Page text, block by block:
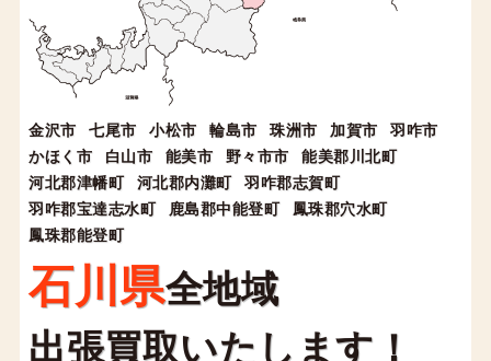
金沢市 七尾市 小松市 輪島市 珠洲市 加賀市
羽咋市
かほく市
白山市 能美市 野々市市
能美郡川北町
河北郡津幡町
河北郡内灘町
羽咋郡志賀町
羽咋郡宝達志水町
鹿島郡中能登町
鳳珠郡穴水町
鳳珠郡能登町
石川県全地域
出張買取いたします！